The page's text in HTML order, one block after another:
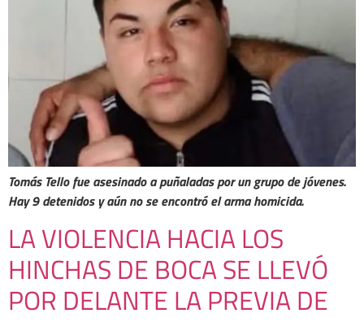
Tomás Tello fue asesinado a puñaladas por un grupo de jóvenes.
Hay 9 detenidos y aún no se encontró el arma homicida.
LA VIOLENCIA HACIA LOS
HINCHAS DE BOCA SE LLEVÓ
POR DELANTE LA PREVIA DE